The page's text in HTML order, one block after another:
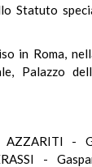
Statuto
in Roma,
Palazzo
AZZARITI -
-